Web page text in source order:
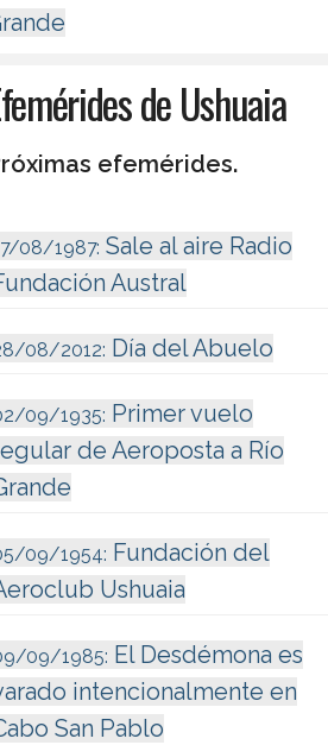
de Ushuaia
efemérides.
08/1987: Sale al aire Radio
Austral
08/2012: Día del Abuelo
09/1935: Primer vuelo
de Aeroposta a Río
09/1954: Fundación del
Ushuaia
09/1985: El Desdémona es
intencionalmente en
San Pablo